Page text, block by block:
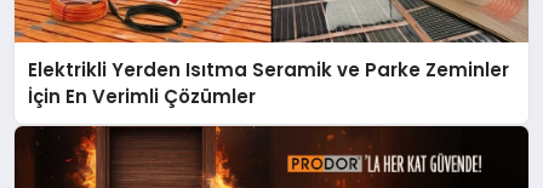
Elektrikli Yerden Isıtma Seramik ve Parke Zeminler
İçin En Verimli Çözümler